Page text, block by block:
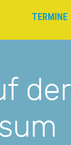
TERMINE
der